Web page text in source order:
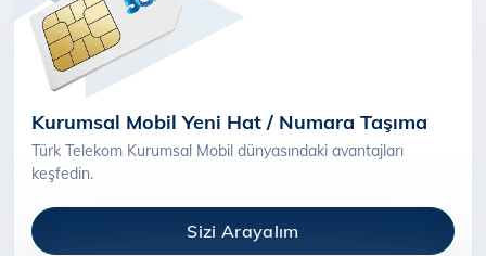
Kurumsal Mobil Yeni Hat / Numara Taşıma
Türk Telekom Kurumsal Mobil dünyasındaki avantajları
keşfedin.
Sizi Arayalım